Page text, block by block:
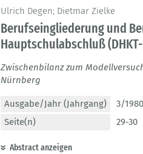
Ulrich Degen; Dietmar Zielke
Berufseingliederung und
Hauptschulabschluß
Zwischenbilanz zum
Nürnberg
Ausgabe/Jahr (Jahrgang)
3/
Seite(n)
29-30
Abstract anzeigen